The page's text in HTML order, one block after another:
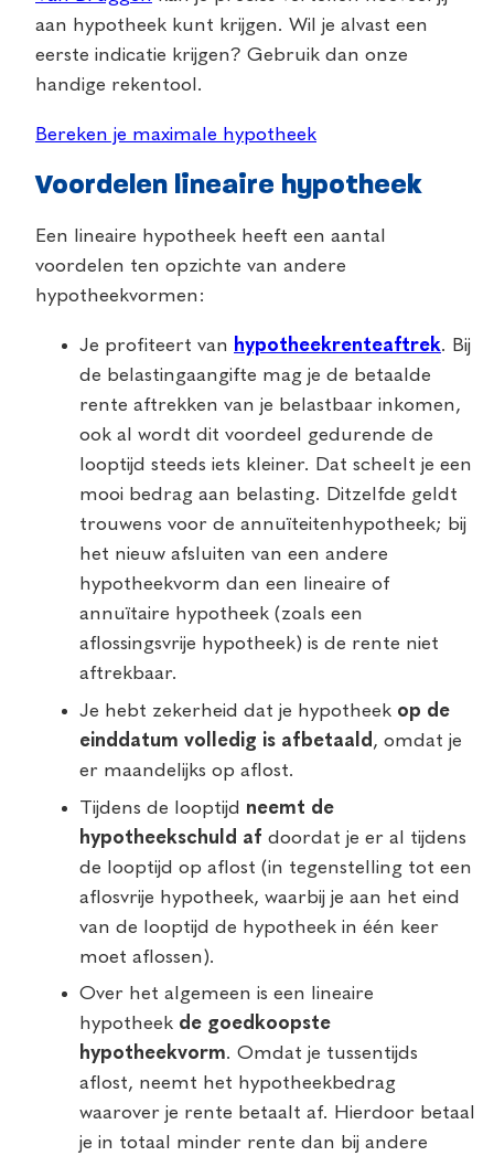
aan hypotheek kunt krijgen. Wil je alvast een
eerste indicatie krijgen? Gebruik dan onze
handige rekentool.
Bereken je maximale hypotheek
Voordelen lineaire hypotheek
Een lineaire hypotheek heeft een aantal
voordelen ten opzichte van andere
hypotheekvormen:
Je profiteert van hypotheekrenteaftrek. Bij
de belastingaangifte mag je de betaalde
rente aftrekken van je belastbaar inkomen,
ook al wordt dit voordeel gedurende de
looptijd steeds iets kleiner. Dat scheelt je een
mooi bedrag aan belasting. Ditzelfde geldt
trouwens voor de annuïteitenhypotheek; bij
het nieuw afsluiten van een andere
hypotheekvorm dan een lineaire of
annuïtaire hypotheek (zoals een
aflossingsvrije hypotheek) is de rente niet
aftrekbaar.
Je hebt zekerheid dat je hypotheek op de
einddatum volledig is afbetaald , omdat je
er maandelijks op aflost.
Tijdens de looptijd neemt de
hypotheekschuld af doordat je er al tijdens
de looptijd op aflost (in tegenstelling tot een
aflosvrije hypotheek, waarbij je aan het eind
van de looptijd de hypotheek in één keer
moet aflossen).
Over het algemeen is een lineaire
hypotheek de goedkoopste
hypotheekvorm. Omdat je tussentijds
aflost, neemt het hypotheekbedrag
waarover je rente betaalt af. Hierdoor betaal
je in totaal minder rente dan bij andere